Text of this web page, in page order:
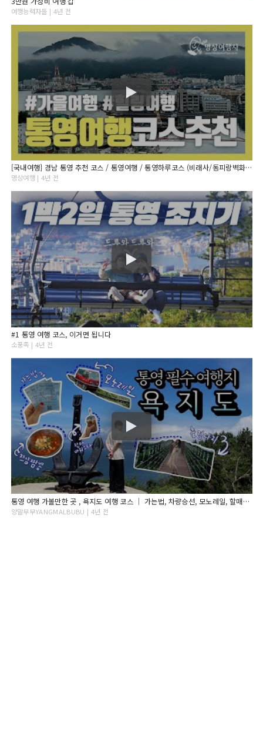
여행능력자들 | 4년 전
[국내여행] 경남 통영 추천 코스 / 통영여행 / 통영하루코스 (비래사/동피랑벽화마을/이순신공원)
명상여행 | 4년 전
#1 통영 여행 코스, 이거면 됩니다
소풍족 | 4년 전
통영 여행 가볼만한 곳 , 욕지도 여행 코스 ｜ 가는법, 차량승선, 모노레일, 할매바리스타, 출렁다리, 한양식당
양말부부YANGMALBUBU | 4년 전